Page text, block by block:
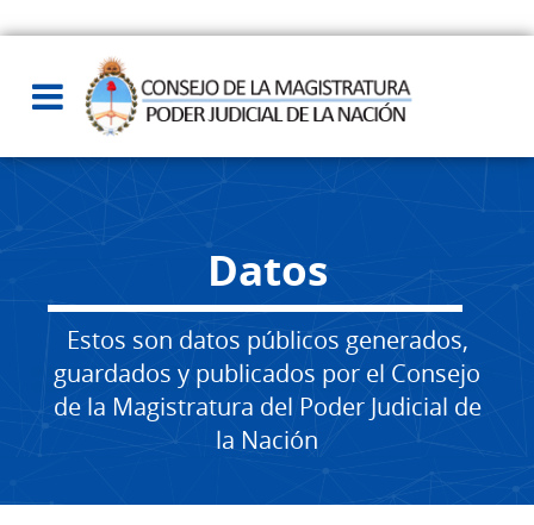
Datos
Estos son datos públicos generados,
guardados y publicados por el Consejo
de la Magistratura del Poder Judicial de
la Nación